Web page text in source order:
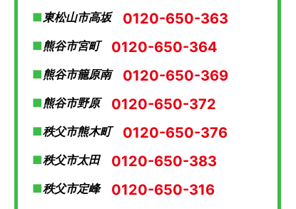
東松山市高坂 0120-650-363
熊谷市宮町 0120-650-364
熊谷市籠原南 0120-650-369
熊谷市野原 0120-650-372
秩父市熊木町 0120-650-376
秩父市太田 0120-650-383
秩父市定峰 0120-650-316